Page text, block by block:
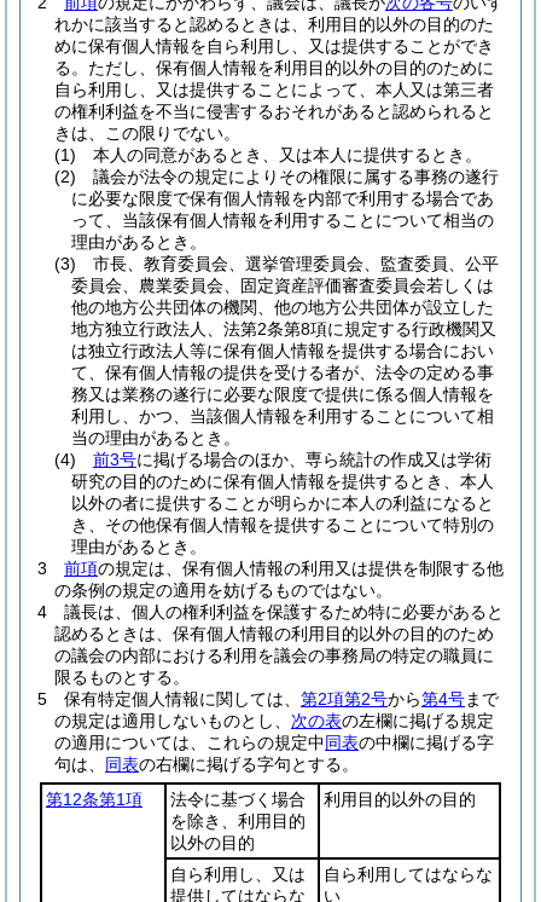
れかに該当すると認めるときは、利用目的以外の目的のた
めに保有個人情報を自ら利用し、又は提供することができ
る。 ただし、保有個人情報を利用目的以外の目的のために
自ら利用し、又は提供することによって、本人又は第三者
の権利利益を不当に侵害するおそれがあると認められると
きは、この限りでない。
(1)
本人の同意があるとき、又は本人に提供するとき。
(2)
議会が法令の規定によりその権限に属する事務の遂行
に必要な限度で保有個人情報を内部で利用する場合であ
って、当該保有個人情報を利用することについて相当の
理由があるとき。
(3)
市長、教育委員会、選挙管理委員会、監査委員、公平
委員会、農業委員会、固定資産評価審査委員会若しくは
他の地方公共団体の機関、他の地方公共団体が設立した
地方独立行政法人、法第2条第8項に規定する行政機関又
は独立行政法人等に保有個人情報を提供する場合におい
て、保有個人情報の提供を受ける者が、法令の定める事
務又は業務の遂行に必要な限度で提供に係る個人情報を
利用し、かつ、当該個人情報を利用することについて相
当の理由があるとき。
(4)
前3号に掲げる場合のほか、専ら統計の作成又は学術
研究の目的のために保有個人情報を提供するとき、本人
以外の者に提供することが明らかに本人の利益になると
き、その他保有個人情報を提供することについて特別の
理由があるとき。
3
前項の規定は、保有個人情報の利用又は提供を制限する他
の条例の規定の適用を妨げるものではない。
4
議長は、個人の権利利益を保護するため特に必要があると
認めるときは、保有個人情報の利用目的以外の目的のため
の議会の内部における利用を議会の事務局の特定の職員に
限るものとする。
5
保有特定個人情報に関しては、 第2項第2号から第4号まで
の規定は適用しないものとし、 次の表の左欄に掲げる規定
の適用については、これらの規定中同表の中欄に掲げる字
句は、 同表の右欄に掲げる字句とする。
第12条第1項
法令に基づく場合
を除き、利用目的
以外の目的
利用目的以外の目的
自ら利用し、又は
提供してはならな
自ら利用してはならな
い